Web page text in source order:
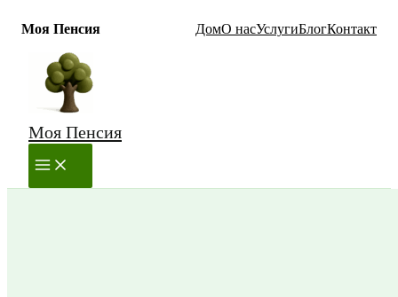
Моя Пенсия ДомО насУслугиБлогКонтакт
Перейти
содержимому
Моя Пенсия
MAIN
MENU